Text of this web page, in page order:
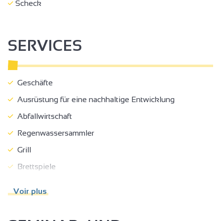
Scheck
SERVICES
Geschäfte
Ausrüstung für eine nachhaltige Entwicklung
Abfallwirtschaft
Regenwassersammler
Grill
Brettspiele
Voir plus